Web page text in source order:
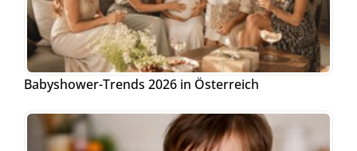
Babyshower-Trends 2026 in Österreich